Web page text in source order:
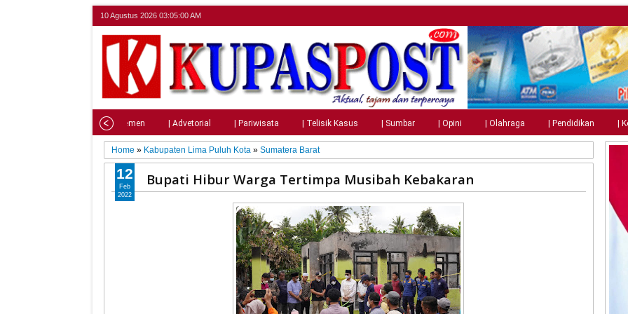
10 Agustus 2026 03:05:01 AM
| Parlemen | Advetorial | Pariwisata | Telisik Kasus | Sumbar | Opini | Olahraga | Pendidikan |
Home » Kabupaten Lima Puluh Kota »Sumatera Barat
Bupati Hibur Warga Tertimpa Musibah Kebakaran
12
Feb
2022